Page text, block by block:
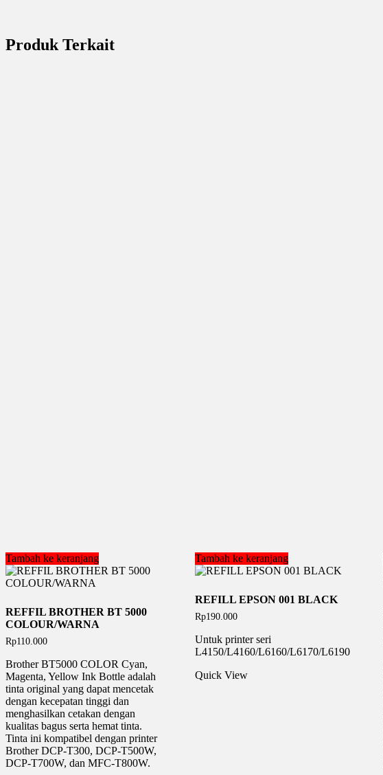
Produk Terkait
Tambah ke keranjang
REFFIL BROTHER BT 5000
COLOUR/WARNA
Rp110.000
Brother BT5000 COLOR Cyan,
Magenta, Yellow Ink Bottle adalah
tinta original yang dapat mencetak
dengan kecepatan tinggi dan
menghasilkan cetakan dengan
kualitas bagus serta hemat tinta.
Tinta ini kompatibel dengan printer
Brother DCP-T300, DCP-T500W,
DCP-T700W, dan MFC-T800W.
Tambah ke keranjang
REFILL EPSON 001 BLACK
Rp190.000
Untuk printer seri
L4150/L4160/L6160/L6170/L6190
Quick View